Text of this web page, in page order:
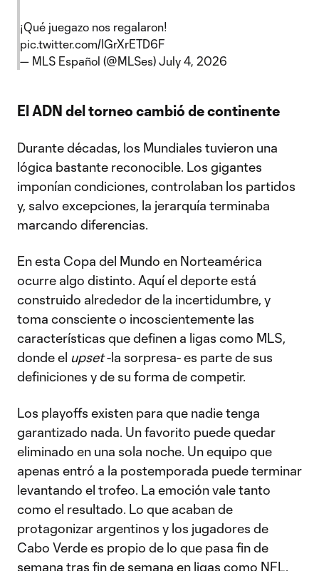
¡Qué juegazo nos regalaron!
pic.twitter.com/IGrXrETD6F
— MLS Español (@MLSes) July 4, 2026
El ADN del torneo cambió de continente
Durante décadas, los Mundiales tuvieron una
lógica bastante reconocible. Los gigantes
imponían condiciones, controlaban los partidos
y, salvo excepciones, la jerarquía terminaba
marcando diferencias.
En esta Copa del Mundo en Norteamérica
ocurre algo distinto. Aquí el deporte está
construido alrededor de la incertidumbre, y
toma consciente o incoscientemente las
características que definen a ligas como MLS,
donde el upset-la sorpresa- es parte de sus
definiciones y de su forma de competir.
Los playoffs existen para que nadie tenga
garantizado nada. Un favorito puede quedar
eliminado en una sola noche. Un equipo que
apenas entró a la postemporada puede terminar
levantando el trofeo. La emoción vale tanto
como el resultado. Lo que acaban de
protagonizar argentinos y los jugadores de
Cabo Verde es propio de lo que pasa fin de
semana tras fin de semana en ligas como NFL,